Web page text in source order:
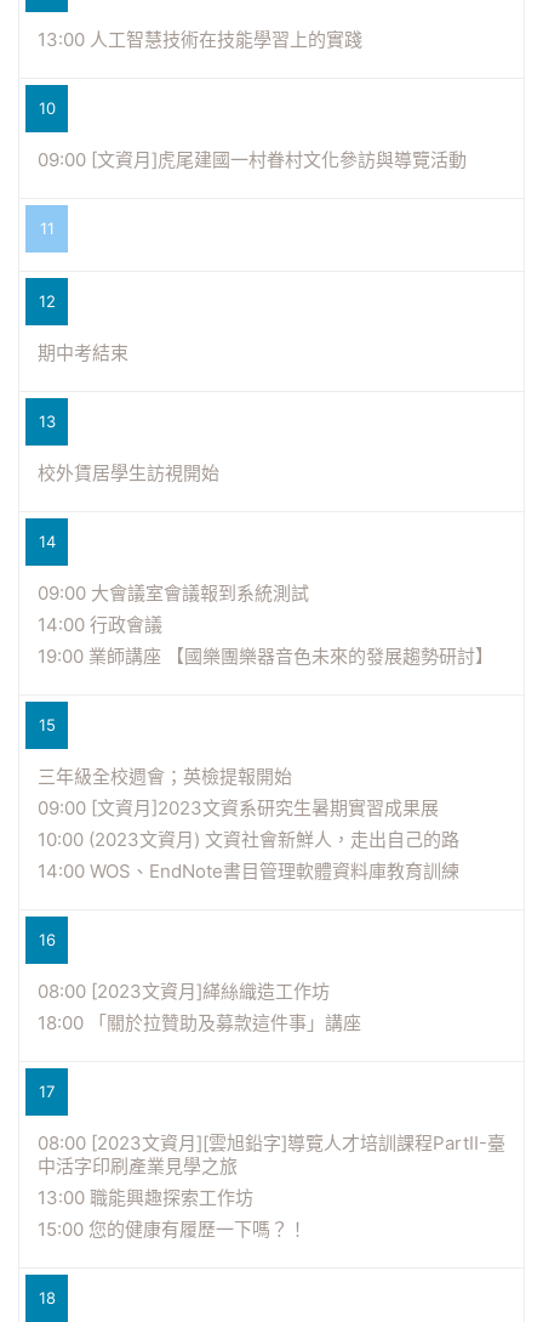
13:00 人工智慧技術在技能學習上的實踐
10
09:00 [文資月]虎尾建國一村眷村文化參訪與導覽活動
11
12
期中考結束
13
校外賃居學生訪視開始
14
09:00 大會議室會議報到系統測試
14:00 行政會議
19:00 業師講座 【國樂團樂器音色未來的發展趨勢研討】
15
三年級全校週會；英檢提報開始
09:00 [文資月]2023文資系研究生暑期實習成果展
10:00 (2023文資月) 文資社會新鮮人，走出自己的路
14:00 WOS、EndNote書目管理軟體資料庫教育訓練
16
08:00 [2023文資月]緙絲織造工作坊
18:00 「關於拉贊助及募款這件事」講座
17
08:00 [2023文資月][雲旭鉛字]導覽人才培訓課程PartII-臺
中活字印刷產業見學之旅
13:00 職能興趣探索工作坊
15:00 您的健康有履歷一下嗎？！
18